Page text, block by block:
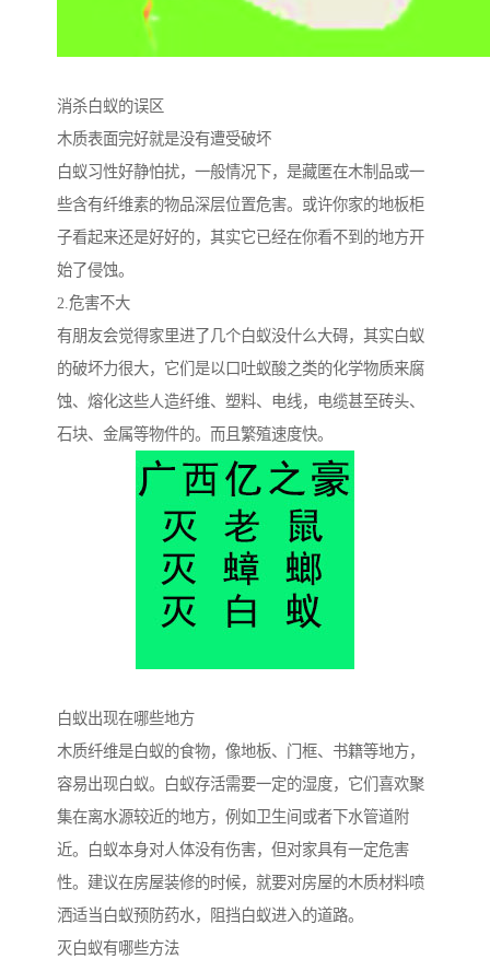
消杀白蚁的误区
木质表面完好就是没有遭受破坏
白蚁习性好静怕扰，一般情况下，是藏匿在木制品或一
些含有纤维素的物品深层位置危害。或许你家的地板柜
子看起来还是好好的，其实它已经在你看不到的地方开
始了侵蚀。
2.危害不大
有朋友会觉得家里进了几个白蚁没什么大碍，其实白蚁
的破坏力很大，它们是以口吐蚁酸之类的化学物质来腐
蚀、熔化这些人造纤维、塑料、电线，电缆甚至砖头、
石块、金属等物件的。而且繁殖速度快。
白蚁出现在哪些地方
木质纤维是白蚁的食物，像地板、门框、书籍等地方，
容易出现白蚁。白蚁存活需要一定的湿度，它们喜欢聚
集在离水源较近的地方，例如卫生间或者下水管道附
近。白蚁本身对人体没有伤害，但对家具有一定危害
性。建议在房屋装修的时候，就要对房屋的木质材料喷
洒适当白蚁预防药水，阻挡白蚁进入的道路。
灭白蚁有哪些方法